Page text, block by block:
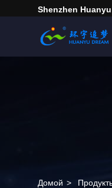
Shenzhen
Домой >